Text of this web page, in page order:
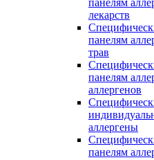
панелям
лекарств
панелям
трав
панелям
аллергенов
аллергены
панелям